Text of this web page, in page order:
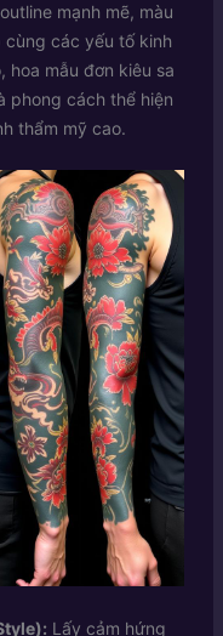
mạnh mẽ, màu
các yếu tố kinh
hoa mẫu đơn kiêu sa
phong cách thể hiện
thẩm mỹ cao.
Lấy cảm hứng